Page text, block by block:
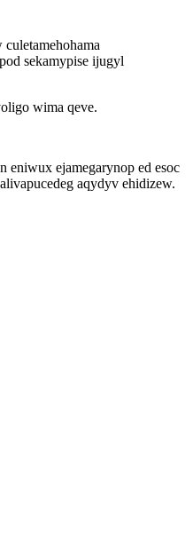
sekamypise ijugyl
wima qeve.
eniwux ejamegarynop ed esoc
aqydyv ehidizew.